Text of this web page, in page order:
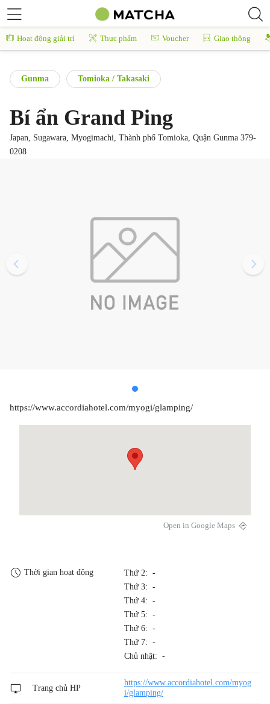
Hoạt động giải trí Thực phẩm Voucher Giao thông
Gunma Tomioka / Takasaki
Bí ẩn Grand Ping
Japan, Sugawara, Myogimachi, Thành phố Tomioka, Quận Gunma 379-
0208
https://www.accordiahotel.com/myogi/glamping/
Open in Google Maps
Thời gian hoạt động
Thứ 2: -
Thứ 3: -
Thứ 4: -
Thứ 5: -
Thứ 6: -
Thứ 7: -
Chủ nhật: -
Trang chủ HP
https://www.accordiahotel.com/myog
i/glamping/